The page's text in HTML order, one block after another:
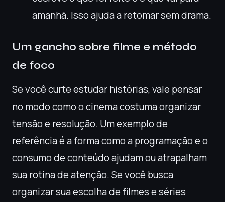
amanhã. Isso ajuda a retomar sem drama.
Um gancho sobre filme e método
de foco
Se você curte estudar histórias, vale pensar
no modo como o cinema costuma organizar
tensão e resolução. Um exemplo de
referência é a forma como a programação e o
consumo de conteúdo ajudam ou atrapalham
sua rotina de atenção. Se você busca
organizar sua escolha de filmes e séries